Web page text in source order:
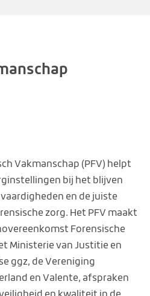
Vakmanschap (PFV) helpt
bij het blijven
en de juiste
zorg. Het PFV maakt
Forensische
Ministerie van Justitie en
ggz, de Vereniging
en Valente, afspraken